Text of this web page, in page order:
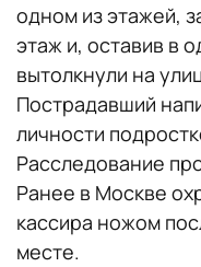
одном из этажей,
этаж и, оставив в
вытолкнули на
Пострадавший
личности
Расследование
Ранее в Москве
кассира ножом
месте.